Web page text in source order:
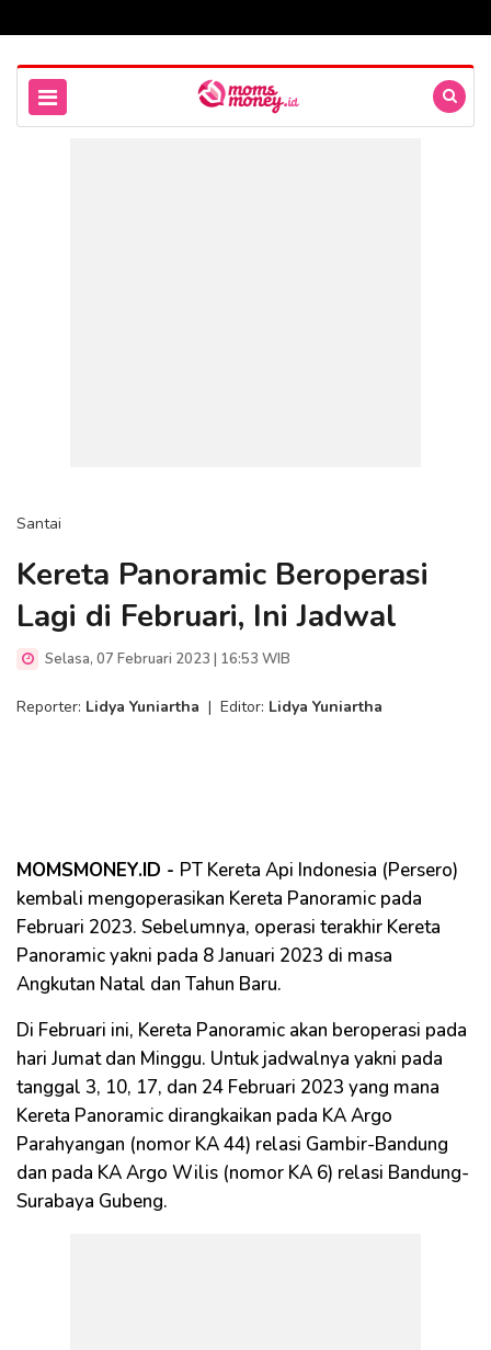
Santai
Kereta Panoramic Beroperasi
Lagi di Februari, Ini Jadwal
Selasa, 07 Februari 2023 | 16:53 WIB
Reporter: Lidya Yuniartha | Editor: Lidya Yuniartha
MOMSMONEY.ID - PT Kereta Api Indonesia (Persero)
kembali mengoperasikan Kereta Panoramic pada
Februari 2023. Sebelumnya, operasi terakhir Kereta
Panoramic yakni pada 8 Januari 2023 di masa
Angkutan Natal dan Tahun Baru.
Di Februari ini, Kereta Panoramic akan beroperasi pada
hari Jumat dan Minggu. Untuk jadwalnya yakni pada
tanggal 3, 10, 17, dan 24 Februari 2023 yang mana
Kereta Panoramic dirangkaikan pada KA Argo
Parahyangan (nomor KA 44) relasi Gambir-Bandung
dan pada KA Argo Wilis (nomor KA 6) relasi Bandung-
Surabaya Gubeng.